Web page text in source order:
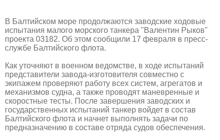
В Балтийском море продолжаются заводские ходовые
испытания малого морского танкера "Валентин Рыков"
проекта 03182. Об этом сообщили 17 февраля в пресс-
службе Балтийского флота.
Как уточняют в военном ведомстве, в ходе испытаний
представители завода-изготовителя совместно с
экипажем проверяют работу всех систем, агрегатов и
механизмов судна, а также проводят маневренные и
скоростные тесты. После завершения заводских и
государственных испытаний танкер войдет в состав
Балтийского флота и начнет выполнять задачи по
предназначению в составе отряда судов обеспечения.